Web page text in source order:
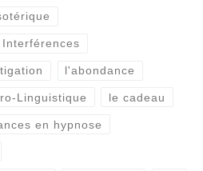
Interférences
l'abondance
Linguistique le cadeau
en hypnose